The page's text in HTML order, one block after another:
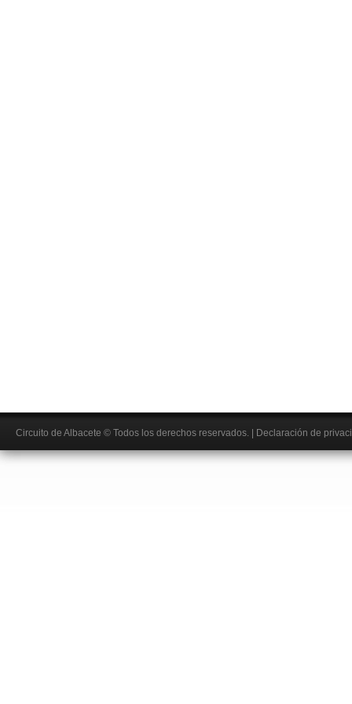
Circuito de Albacete © Todos los derechos reservados. Declaración de